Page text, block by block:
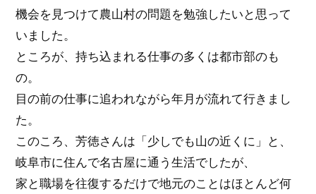
機会を見つけて農山村の問題を勉強したいと思って
いました。
ところが、持ち込まれる仕事の多くは都市部のも
の。
目の前の仕事に追われながら年月が流れて行きまし
た。
このころ、芳徳さんは「少しでも山の近くに」と、
岐阜市に住んで名古屋に通う生活でしたが、
家と職場を往復するだけで地元のことはほとんど何